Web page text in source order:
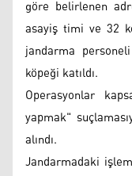
göre belirlenen
asayiş timi ve 32
jandarma
köpeği katıldı.
Operasyonlar
yapmak"
alındı.
Jandarmadaki